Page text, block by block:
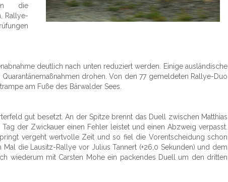
die
Rallye-
deutlich nach unten reduziert werden. Einige ausländische
drohen. Von den 77 gemeldeten Rallye-Duo
am Fuße des Bärwalder Sees.
gut besetzt. An der Spitze brennt das Duell zwischen Matthias
der Zwickauer einen Fehler leistet und einen Abzweig verpasst.
vergeht wertvolle Zeit und so fiel die Vorentscheidung schon
die Lausitz-Rallye vor Julius Tannert (+26,0 Sekunden) und dem
wiederum mit Carsten Mohe ein packendes Duell um den dritten